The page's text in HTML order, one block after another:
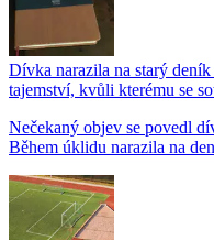
Dívka narazila na starý
tajemství, kvůli kterému se
Nečekaný objev se povedl
Během úklidu narazila na